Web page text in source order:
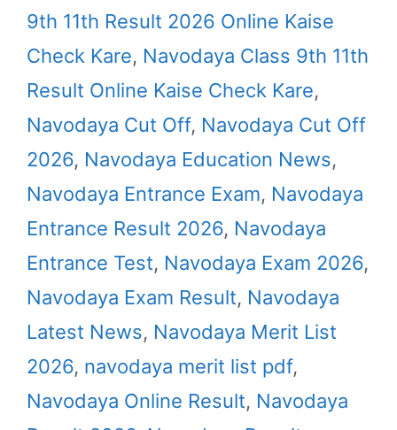
9th 11th Result 2026 Online Kaise
Check Kare, Navodaya Class 9th 11th
Result Online Kaise Check Kare,
Navodaya Cut Off, Navodaya Cut Off
2026, Navodaya Education News,
Navodaya Entrance Exam, Navodaya
Entrance Result 2026, Navodaya
Entrance Test, Navodaya Exam 2026,
Navodaya Exam Result, Navodaya
Latest News, Navodaya Merit List
2026, navodaya merit list pdf,
Navodaya Online Result, Navodaya